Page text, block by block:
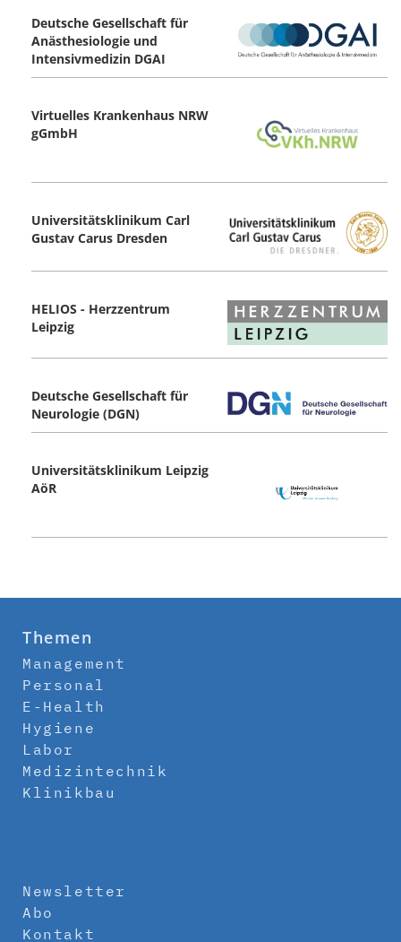
Deutsche Gesellschaft für
Anästhesiologie und
Intensivmedizin DGAI
Virtuelles Krankenhaus NRW
gGmbH
Universitätsklinikum Carl
Gustav Carus ­Dresden
HELIOS - Herzzentrum
Leipzig
Deutsche Gesellschaft für
Neurologie (DGN)
Universitätsklinikum Leipzig
AöR
Themen
Management
Personal
E-Health
Hygiene
Labor
Medizintechnik
Klinikbau
Newsletter
Abo
Kontakt